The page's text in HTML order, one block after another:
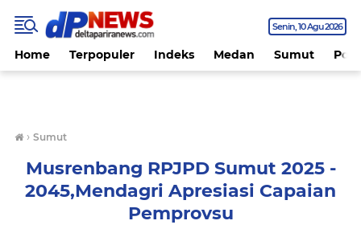
Senin 10 Agu 2026
Home Terpopuler Indeks Medan Sumut
› Sumut
Musrenbang RPJPD Sumut 2025 -
2045,Mendagri Apresiasi Capaian
Pemprovsu